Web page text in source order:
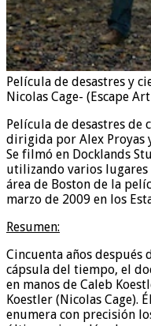
Película de desastres y
Nicolas Cage- (Escape
Película de desastres
dirigida por Alex Proyas
Se filmó en Docklands
utilizando varios lugares
área de Boston de la
marzo de 2009 en los
Resumen:
Cincuenta años después
cápsula del tiempo, el
en manos de Caleb
Koestler (Nicolas Cage).
enumera con precisión